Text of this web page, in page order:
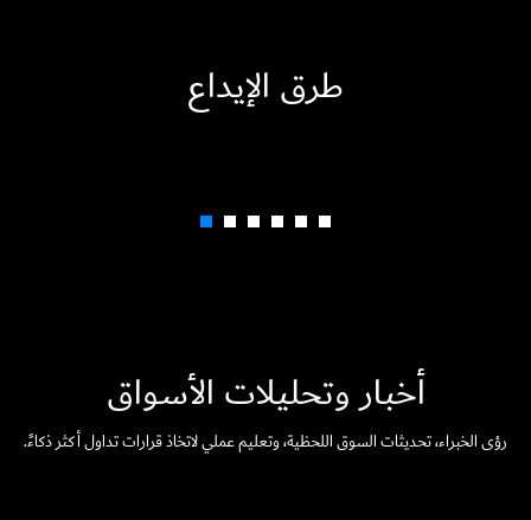
طرق الإيداع
أخبار وتحليلات الأسواق
رؤى الخبراء، تحديثات السوق اللحظية، وتعليم عملي لاتخاذ قرارات تداول أكثر ذكاءً.